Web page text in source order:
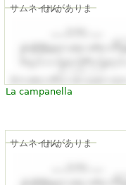
サムネイルがありません
La campanella
サムネイルがありません